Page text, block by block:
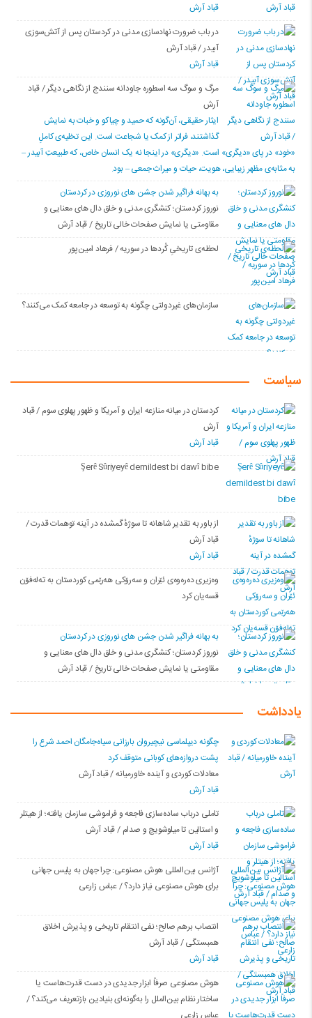
قباد آرش
در باب ضرورت نهادسازی مدنی در کردستان پس از آتش‌سوزی
آبیدر / قباد آرش
قباد آرش
مرگ و سوگ سه اسطوره جاودانه سنندج از نگاهی دیگر / قباد
آرش
ایثار حقیقی، آن‌گونه که حمید و چیاکو و خبات به نمایش
گذاشتند، فراتر از کمک یا شجاعت است. این تخلیه‌ی کاملِ
«خود» در پای «دیگری» است. «دیگری» در اینجا نه یک انسان خاص، که طبیعتِ آبیدر –
به مثابه‌ی مظهر زیبایی، هویت، حیات و میراث جمعی – بود.
به بهانه فراگیر شدن جشن های نوروزی در کردستان
نوروز کردستان؛ کنشگری مدنی و خلق دال های معنایی و
مقاومتی یا نمایش صفحات خالی تاریخ / قباد آرش
لحظه‌ی تاریخیِ کُردها در سوریه / فرهاد امین‌پور
سازمان‌های غیردولتی چگونه به توسعه در جامعه کمک می‌کنند؟
سیاست
کردستان در میانه منازعە ایران و آمریکا و ظهور پهلوی سوم / قباد
آرش
قباد آرش
Şerê Sûriyeyê demildest bi dawî bibe
از باور بە تقدیر شاهانه تا سوژهٔ گمشده در آینه توهمات قدرت /
قباد آرش
قباد آرش
وەزیری دەرەوەی ئێران و سەرۆکی هەرێمی کوردستان بە تەلەفۆن
قسەیان کرد
به بهانه فراگیر شدن جشن های نوروزی در کردستان
نوروز کردستان؛ کنشگری مدنی و خلق دال های معنایی و
مقاومتی یا نمایش صفحات خالی تاریخ / قباد آرش
یادداشت
چگونه دیپلماسی نیچیروان بارزانی سیاەجامگان احمد شرع را
پشت دروازەهای کوبانی متوقف کرد
معادلات کوردی و آینده خاورمیانه / قباد آرش
قباد آرش
تاملی درباب سادەسازی فاجعە و فراموشی سازمان یافتە؛ از هیتلر
و استالین تا میلوشویچ و صدام / قباد آرش
قباد آرش
آژانس بین‌المللی هوش مصنوعی: چرا جهان به پلیس جهانی
برای هوش مصنوعی نیاز دارد؟ / عباس زارعی
انتصاب برهم صالح؛ نفی انتقام تاریخی و پذیرش اخلاق
همبستگی / قباد آرش
قباد آرش
هوش مصنوعی صرفاً ابزار جدیدی در دست قدرت‌هاست یا
ساختار نظام بین‌الملل را به‌گونه‌ای بنیادین بازتعریف می‌کند؟ /